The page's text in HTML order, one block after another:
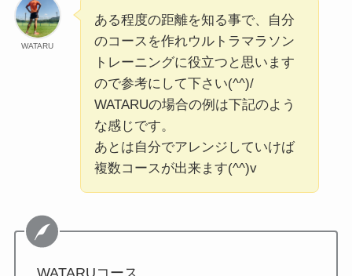
WATARU
ある程度の距離を知る事で、自分
のコースを作れウルトラマラソン
トレーニングに役立つと思います
ので参考にして下さい(^^)/
WATARUの場合の例は下記のよう
な感じです。
あとは自分でアレンジしていけば
複数コースが出来ます(^^)v